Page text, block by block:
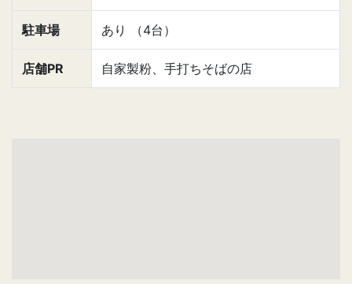
駐車場 あり （4台）
店舗PR 自家製粉、手打ちそばの店